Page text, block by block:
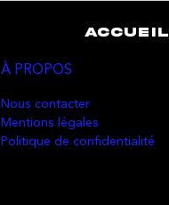
ACCUEIL
À PROPOS
Nous contacter
Mentions légales
Politique de confidentialité